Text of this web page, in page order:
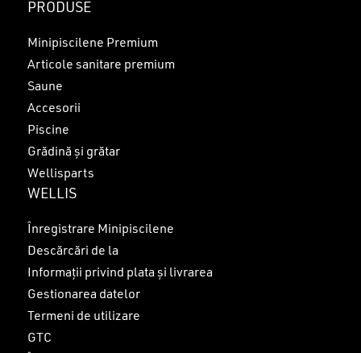
PRODUSE
Minipiscilene Premium
Articole sanitare premium
Saune
Accesorii
Piscine
Grădină și grătar
Wellisparts
WELLIS
Înregistrare Minipiscilene
Descărcări de la
Informații privind plata și livrarea
Gestionarea datelor
Termeni de utilizare
GTC